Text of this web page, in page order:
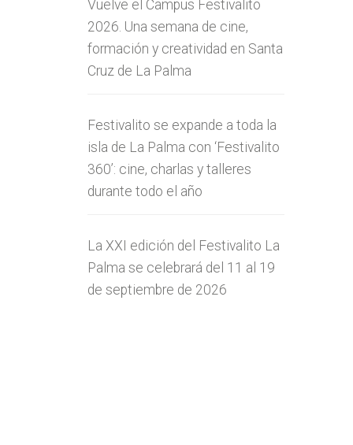
Vuelve el Campus Festivalito
2026. Una semana de cine,
formación y creatividad en Santa
Cruz de La Palma
Festivalito se expande a toda la
isla de La Palma con ‘Festivalito
360’: cine, charlas y talleres
durante todo el año
La XXI edición del Festivalito La
Palma se celebrará del 11 al 19
de septiembre de 2026